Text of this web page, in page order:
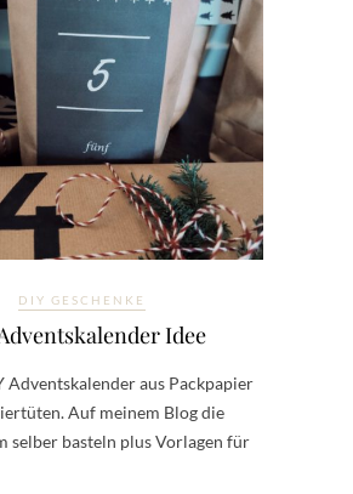
DIY GESCHENKE
Idee
Adventskalender aus Packpapier
Auf meinem Blog die
selber basteln plus Vorlagen für